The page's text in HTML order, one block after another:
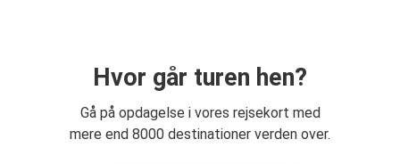
Hvor går turen hen?
Gå på opdagelse i vores rejsekort med
mere end 8000 destinationer verden over.